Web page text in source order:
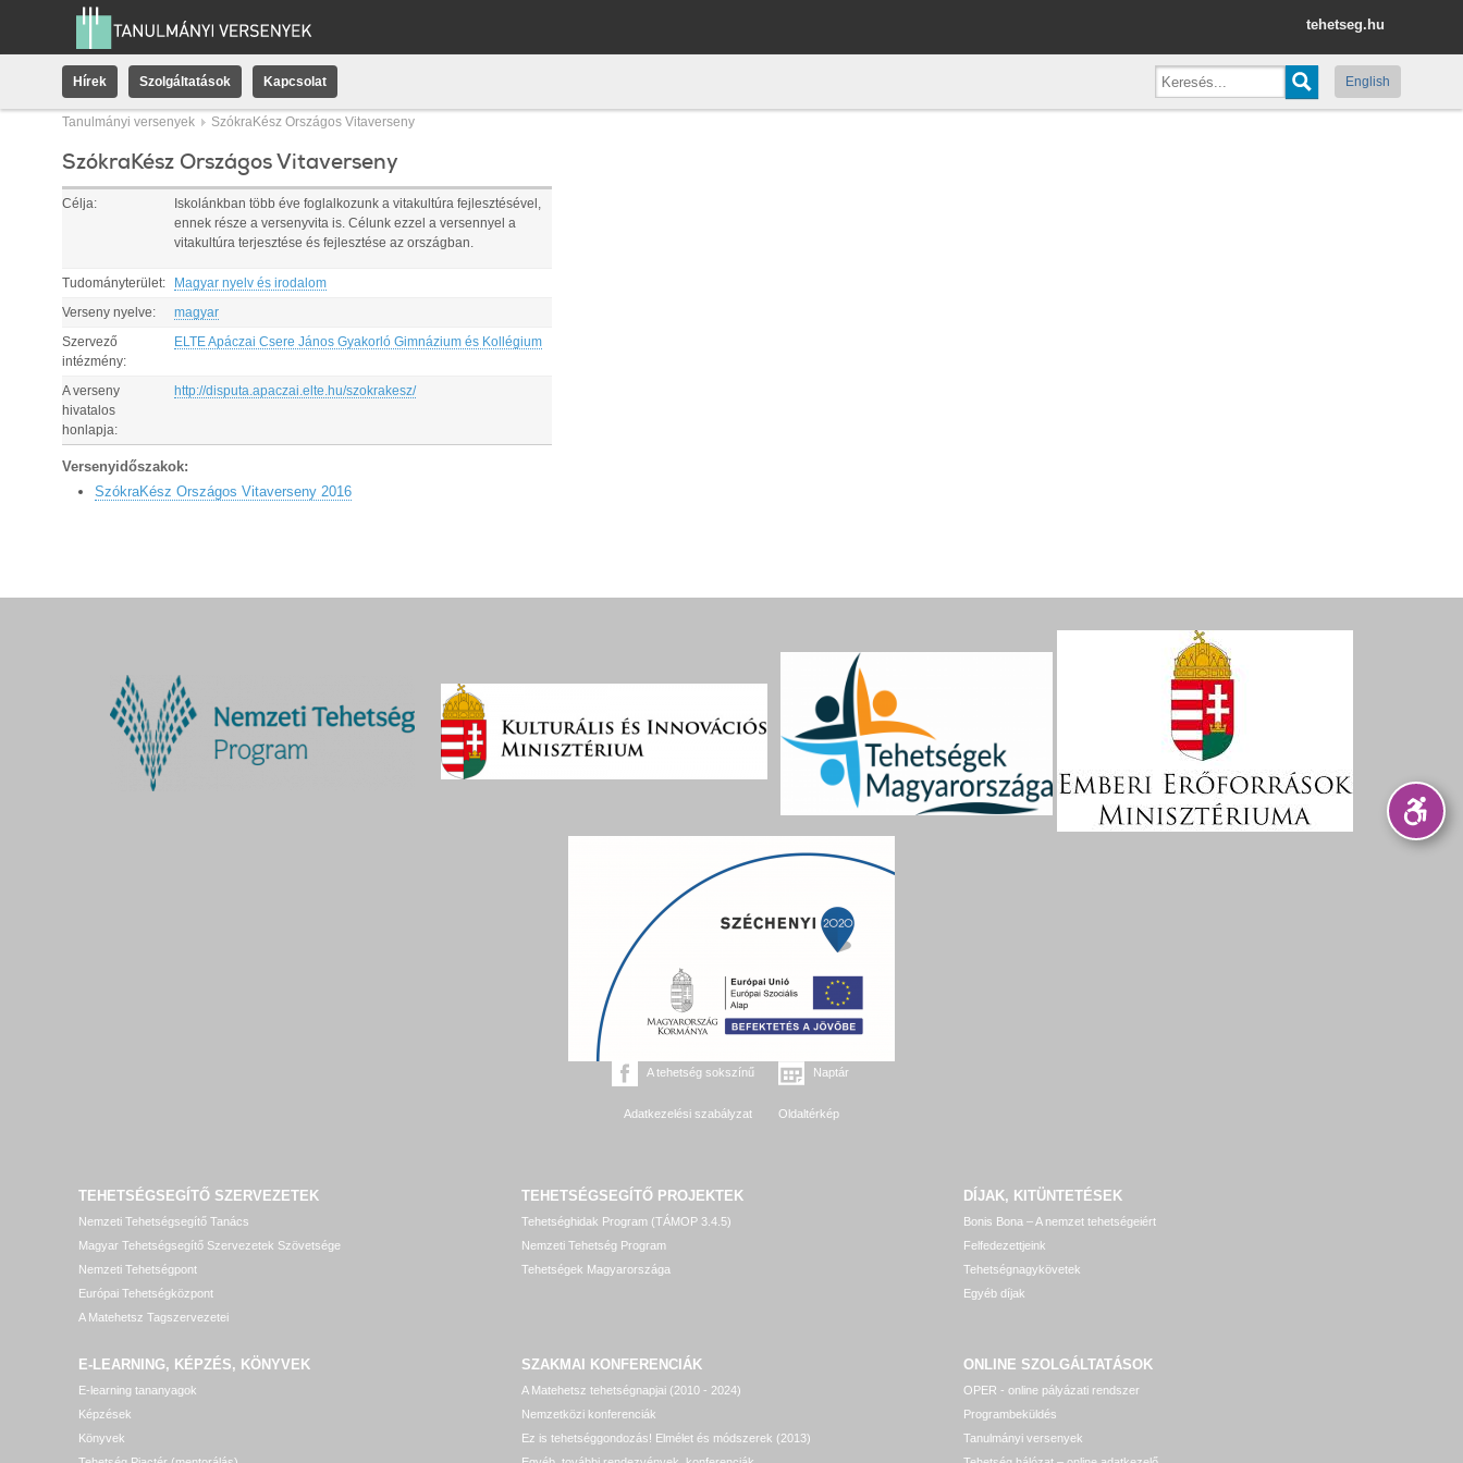
tehetseg.hu
Hírek Szolgáltatások Kapcsolat English
Tanulmányi versenyek SzókraKész Országos Vitaverseny
SzókraKész Országos Vitaverseny
Célja:
Iskolánkban több éve foglalkozunk a vitakultúra fejlesztésével,
ennek része a versenyvita is. Célunk ezzel a versennyel a
vitakultúra terjesztése és fejlesztése az országban.
Tudományterület: Magyar nyelv és irodalom
Verseny nyelve: magyar
Szervező
intézmény:
ELTE Apáczai Csere János Gyakorló Gimnázium és Kollégium
A verseny
hivatalos
honlapja:
http://disputa.apaczai.elte.hu/szokrakesz/
Versenyidőszakok:
SzókraKész Országos Vitaverseny 2016
A tehetség sokszínű Naptár
Adatkezelési szabályzat Oldaltérkép
TEHETSÉGSEGÍTŐ SZERVEZETEK
Nemzeti Tehetségsegítő Tanács
Magyar Tehetségsegítő Szervezetek Szövetsége
Nemzeti Tehetségpont
Európai Tehetségközpont
A Matehetsz Tagszervezetei
TEHETSÉGSEGÍTŐ PROJEKTEK
Tehetséghidak Program (TÁMOP 3.4.5)
Nemzeti Tehetség Program
Tehetségek Magyarországa
DÍJAK, KITÜNTETÉSEK
Bonis Bona – A nemzet tehetségeiért
Felfedezettjeink
Tehetségnagykövetek
Egyéb díjak
E-LEARNING, KÉPZÉS, KÖNYVEK
E-learning tananyagok
Képzések
Könyvek
SZAKMAI KONFERENCIÁK
A Matehetsz tehetségnapjai (2010 - 2024)
Nemzetközi konferenciák
Ez is tehetséggondozás! Elmélet és módszerek (2013)
ONLINE SZOLGÁLTATÁSOK
OPER - online pályázati rendszer
Programbeküldés
Tanulmányi versenyek